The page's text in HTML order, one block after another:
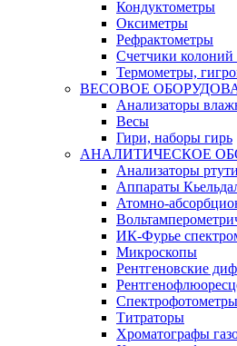
Кондуктометры
Оксиметры
Рефрактометры
Счетчики
Термометры,
ВЕСОВОЕ
Анализаторы
Весы
Гири, наборы гирь
АНАЛИТИЧЕСКОЕ
Анализаторы
Аппараты
Атомно-
ИК-Фурье
Микроскопы
Рентгеновские
Спектрофотометры
Титраторы
Хроматографы